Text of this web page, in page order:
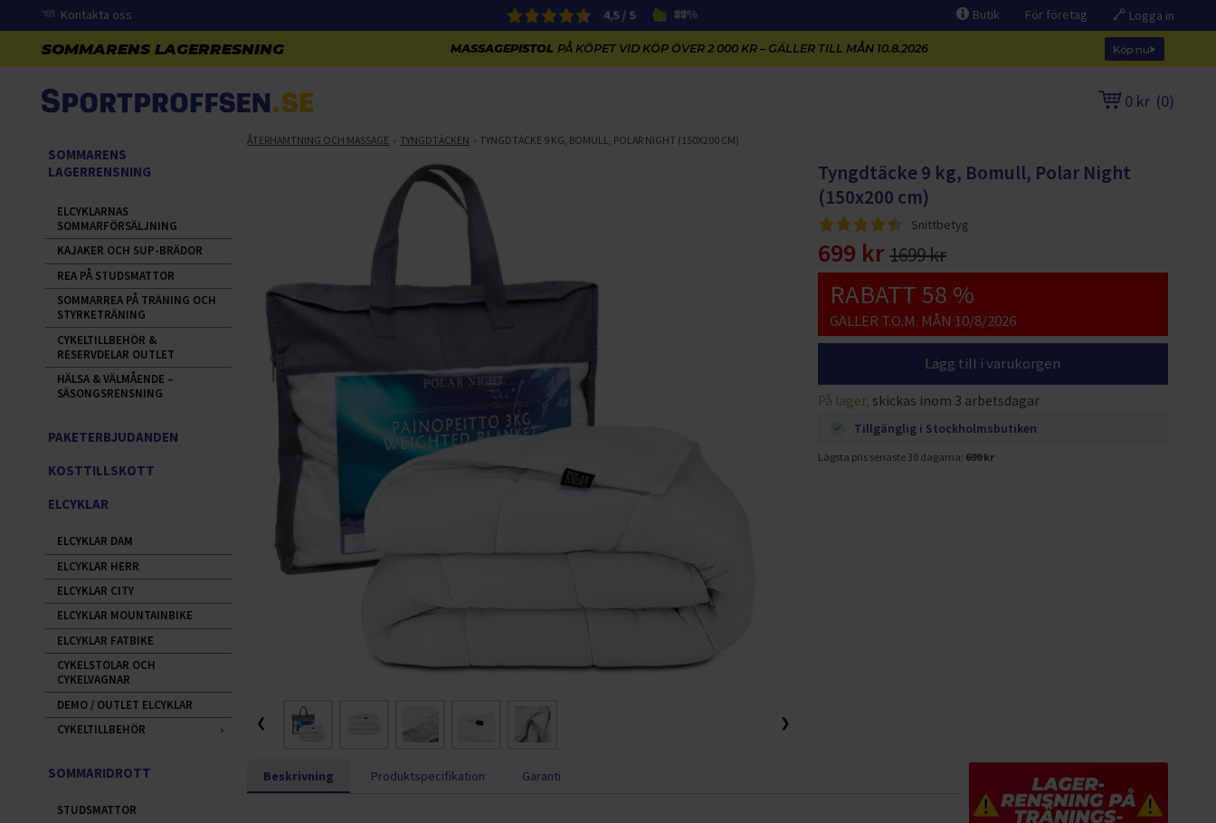
Kontakta oss 4,5 / 5 88% Butik För företag Logga in
MASSAGEPISTOL PÅ KÖPET VID KÖP ÖVER 2 000 KR – GÄLLER TILL MÅN 10.8.2026 Köp nu
0 kr (0)
ÅTERHÄMTNING OCH MASSAGE TYNGDTÄCKEN TYNGDTÄCKE 9 KG, BOMULL, POLAR NIGHT (150X200 CM)
❮ ❯
Tyngdtäcke 9 kg, Bomull, Polar Night
(150x200 cm)
Snittbetyg
699 kr1699 kr
RABATT 58 %
GÄLLER T.O.M. MÅN 10/8/2026
Lägg till i varukorgen
På lager, skickas inom 3 arbetsdagar
Tillgänglig i Stockholmsbutiken
Lägsta pris senaste 30 dagarna: 699 kr
Beskrivning Produktspecifikation Garanti
SOMMARENS
LAGERRENSNING
ELCYKLARNAS
SOMMARFÖRSÄLJNING
KAJAKER OCH SUP-BRÄDOR
REA PÅ STUDSMATTOR
SOMMARREA PÅ TRÄNING OCH
STYRKETRÄNING
CYKELTILLBEHÖR &
RESERVDELAR OUTLET
HÄLSA & VÄLMÅENDE –
SÄSONGSRENSNING
PAKETERBJUDANDEN
KOSTTILLSKOTT
ELCYKLAR
ELCYKLAR DAM
ELCYKLAR HERR
ELCYKLAR CITY
ELCYKLAR MOUNTAINBIKE
ELCYKLAR FATBIKE
CYKELSTOLAR OCH
CYKELVAGNAR
DEMO / OUTLET ELCYKLAR
CYKELTILLBEHÖR
SOMMARIDROTT
STUDSMATTOR